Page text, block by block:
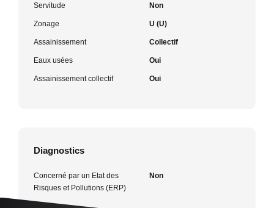
Servitude Non
Zonage U (U)
Assainissement Collectif
Eaux usées Oui
Assainissement collectif Oui
Diagnostics
Concerné par un Etat des
Risques et Pollutions (ERP)
Non